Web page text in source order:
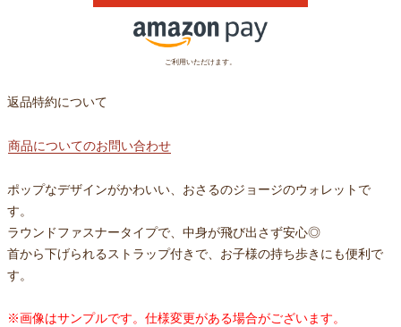
ご利用いただけます。
返品特約について
商品についてのお問い合わせ
ポップなデザインがかわいい、おさるのジョージのウォレットで
す。
ラウンドファスナータイプで、中身が飛び出さず安心◎
首から下げられるストラップ付きで、お子様の持ち歩きにも便利で
す。
※画像はサンプルです。仕様変更がある場合がございます。